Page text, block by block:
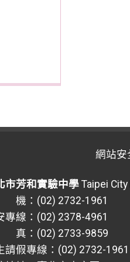
網站安
市芳和實驗中學 Taipei
：(02) 2732-1961
專線：(02) 2378-4961
：(02) 2733-9859
請假專線：(02) 2732-